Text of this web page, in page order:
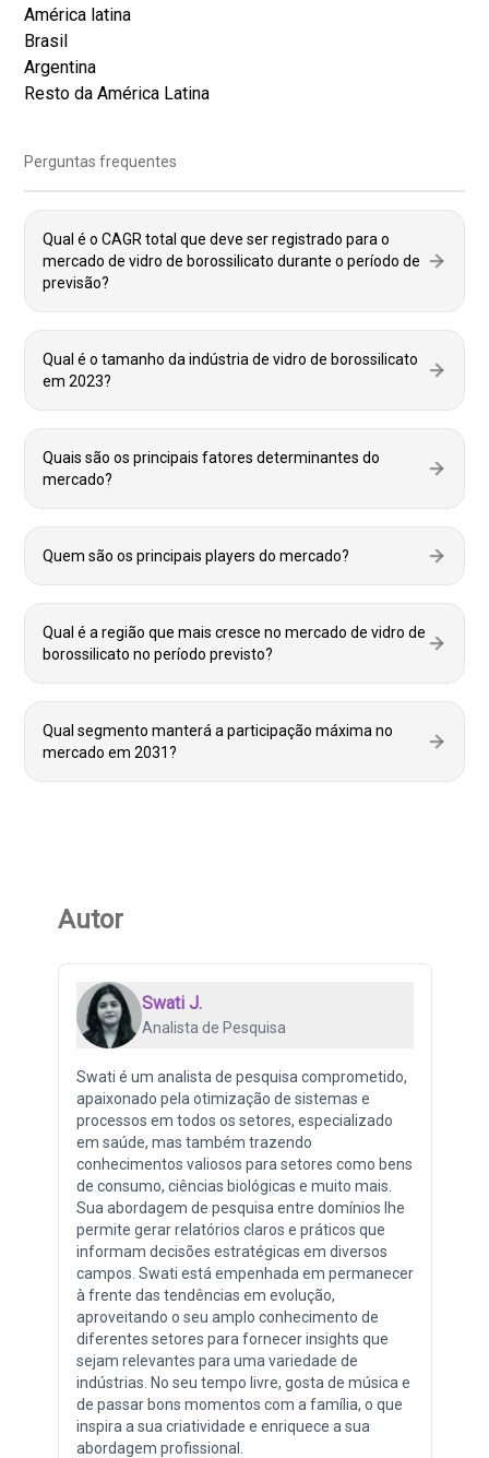
América latina
Brasil
Argentina
Resto da América Latina
Perguntas frequentes
Qual é o CAGR total que deve ser registrado para o
mercado de vidro de borossilicato durante o período de
previsão?
Qual é o tamanho da indústria de vidro de borossilicato
em 2023?
Quais são os principais fatores determinantes do
mercado?
Quem são os principais players do mercado?
Qual é a região que mais cresce no mercado de vidro de
borossilicato no período previsto?
Qual segmento manterá a participação máxima no
mercado em 2031?
Autor
Swati J.
Analista de Pesquisa
Swati é um analista de pesquisa comprometido,
apaixonado pela otimização de sistemas e
processos em todos os setores, especializado
em saúde, mas também trazendo
conhecimentos valiosos para setores como bens
de consumo, ciências biológicas e muito mais.
Sua abordagem de pesquisa entre domínios lhe
permite gerar relatórios claros e práticos que
informam decisões estratégicas em diversos
campos. Swati está empenhada em permanecer
à frente das tendências em evolução,
aproveitando o seu amplo conhecimento de
diferentes setores para fornecer insights que
sejam relevantes para uma variedade de
indústrias. No seu tempo livre, gosta de música e
de passar bons momentos com a família, o que
inspira a sua criatividade e enriquece a sua
abordagem profissional.